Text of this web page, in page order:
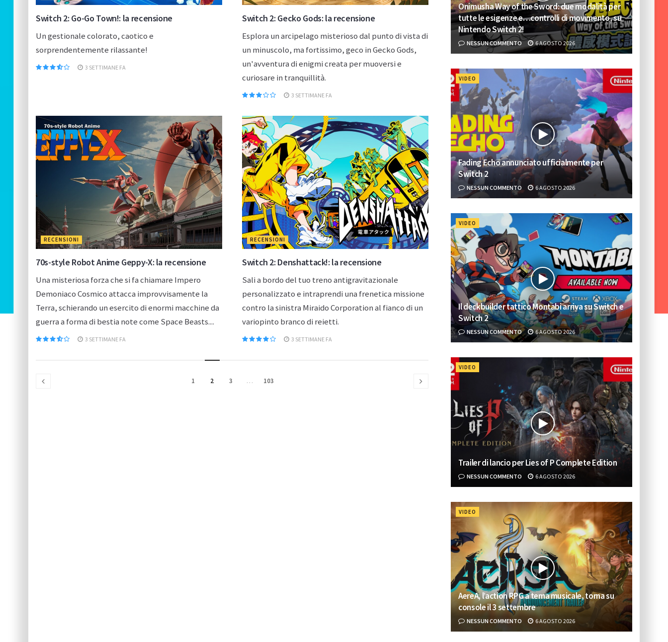
Switch 2: Go-Go Town!: la recensione
Un gestionale colorato, caotico e
sorprendentemente rilassante!
3 SETTIMANE FA
Switch 2: Gecko Gods: la recensione
Esplora un arcipelago misterioso dal punto di vista di
un minuscolo, ma fortissimo, geco in Gecko Gods,
un'avventura di enigmi creata per muoversi e
curiosare in tranquillità.
3 SETTIMANE FA
RECENSIONI
70s-style Robot Anime Geppy-X: la recensione
Una misteriosa forza che si fa chiamare Impero
Demoniaco Cosmico attacca improvvisamente la
Terra, schierando un esercito di enormi macchine da
guerra a forma di bestia note come Space Beasts....
3 SETTIMANE FA
RECENSIONI
Switch 2: Denshattack!: la recensione
Sali a bordo del tuo treno antigravitazionale
personalizzato e intraprendi una frenetica missione
contro la sinistra Miraido Corporation al fianco di un
variopinto branco di reietti.
3 SETTIMANE FA
1 2 3 … 103
Onimusha Way of the Sword: due modalità per
tutte le esigenze e…controlli di movimento, su
Nintendo Switch 2!
NESSUN COMMENTO 6 AGOSTO 2026
VIDEO
Fading Echo annunciato ufficialmente per
Switch 2
NESSUN COMMENTO 6 AGOSTO 2026
VIDEO
Il deckbuilder tattico Montabi arriva su Switch e
Switch 2
NESSUN COMMENTO 6 AGOSTO 2026
VIDEO
Trailer di lancio per Lies of P Complete Edition
NESSUN COMMENTO 6 AGOSTO 2026
VIDEO
AereA, l’action RPG a tema musicale, torna su
console il 3 settembre
NESSUN COMMENTO 6 AGOSTO 2026